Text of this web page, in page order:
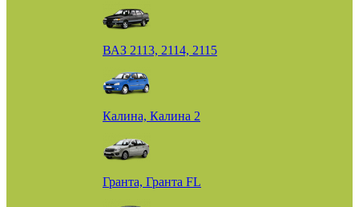
ВАЗ 2113, 2114, 2115
Калина, Калина 2
Гранта, Гранта FL